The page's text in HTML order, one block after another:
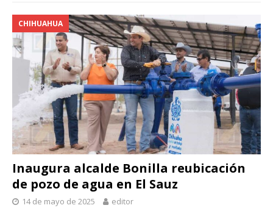
CHIHUAHUA
Inaugura alcalde Bonilla reubicación
de pozo de agua en El Sauz
14 de mayo de 2025 editor